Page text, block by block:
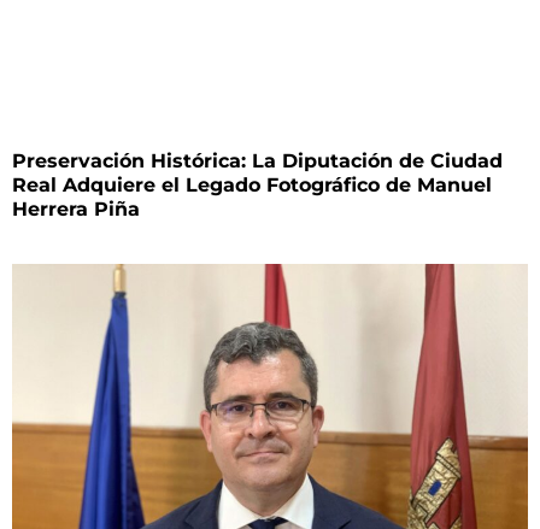
Preservación Histórica: La Diputación de Ciudad
Real Adquiere el Legado Fotográfico de Manuel
Herrera Piña